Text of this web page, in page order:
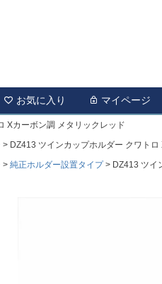
お気に入り マイページ
Xカーボン調 メタリックレッド
DZ413 ツインカップホルダー クワト
純正ホルダー設置タイプ DZ413 ツイ